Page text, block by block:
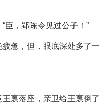
臣，郢陈令见过公子！”
惫，但，眼底深处多了一
裒落座，亲卫给王裒倒了